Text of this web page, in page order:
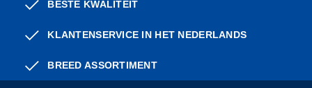
BESTE KWALITEIT
KLANTENSERVICE IN HET NEDERLANDS
BREED ASSORTIMENT